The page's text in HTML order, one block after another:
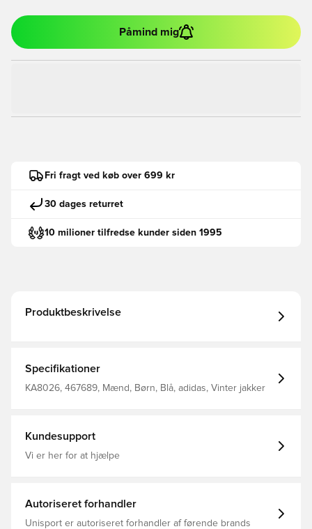
Påmind mig
Fri fragt ved køb over 699 kr
30 dages returret
10 milioner tilfredse kunder siden 1995
Produktbeskrivelse
Specifikationer
KA8026, 467689, Mænd, Børn, Blå, adidas, Vinter jakker
Kundesupport
Vi er her for at hjælpe
Autoriseret forhandler
Unisport er autoriseret forhandler af førende brands